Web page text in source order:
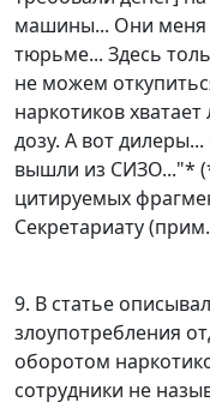
машины... Они меня
тюрьме... Здесь
не можем
наркотиков
дозу. А вот
вышли из СИЗО..."*
цитируемых
Секретариату
9. В статье
злоупотребления
оборотом
сотрудники не